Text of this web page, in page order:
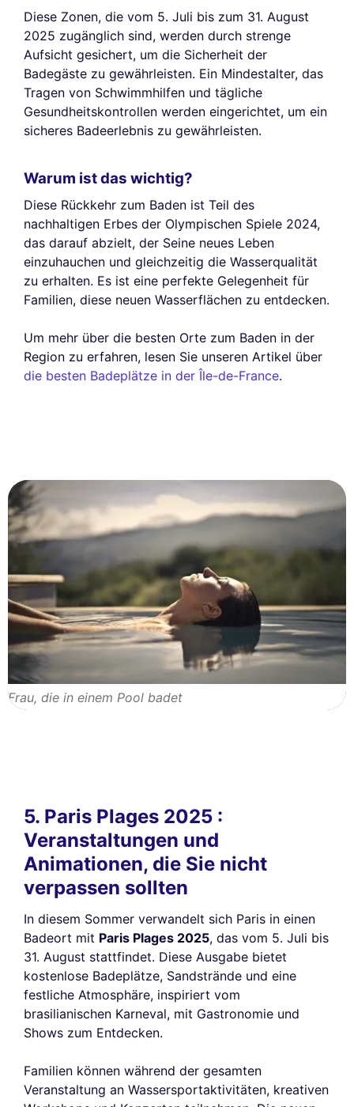
Diese Website verwendet
Wir verwenden Cookies und Ihre persönlichen Daten, um Ihr
Surferlebnis zu verbessern, unsere Reichweite zu messen und die
Diese Zonen, die vom 5. Juli bis zum 31. August
2025 zugänglich sind, werden durch strenge
Aufsicht gesichert, um die Sicherheit der
Badegäste zu gewährleisten. Ein Mindestalter, das
Tragen von Schwimmhilfen und tägliche
Gesundheitskontrollen werden eingerichtet, um ein
sicheres Badeerlebnis zu gewährleisten.
Warum ist das wichtig?
Diese Rückkehr zum Baden ist Teil des
nachhaltigen Erbes der Olympischen Spiele 2024,
das darauf abzielt, der Seine neues Leben
einzuhauchen und gleichzeitig die Wasserqualität
zu erhalten. Es ist eine perfekte Gelegenheit für
Familien, diese neuen Wasserflächen zu entdecken.
Um mehr über die besten Orte zum Baden in der
Region zu erfahren, lesen Sie unseren Artikel über
die besten Badeplätze in der Île-de-France.
Frau, die in einem Pool badet
5. Paris Plages 2025 :
Veranstaltungen und
Animationen, die Sie nicht
verpassen sollten
In diesem Sommer verwandelt sich Paris in einen
Badeort mit Paris Plages 2025, das vom 5. Juli bis
31. August stattfindet. Diese Ausgabe bietet
kostenlose Badeplätze, Sandstrände und eine
festliche Atmosphäre, inspiriert vom
brasilianischen Karneval, mit Gastronomie und
Shows zum Entdecken.
Familien können während der gesamten
Veranstaltung an Wassersportaktivitäten, kreativen